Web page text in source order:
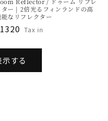
ター | 2倍光るフィンランドの高
なリフレクター
Tax in
示する